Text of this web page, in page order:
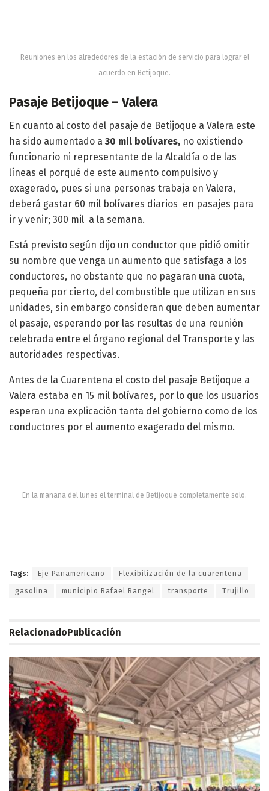
Reuniones en los alrededores de la estación de servicio para lograr el
acuerdo en Betijoque.
Pasaje Betijoque – Valera
En cuanto al costo del pasaje de Betijoque a Valera este
ha sido aumentado a 30 mil bolívares, no existiendo
funcionario ni representante de la Alcaldía o de las
líneas el porqué de este aumento compulsivo y
exagerado, pues si una personas trabaja en Valera,
deberá gastar 60 mil bolívares diarios en pasajes para
ir y venir; 300 mil a la semana.
Está previsto según dijo un conductor que pidió omitir
su nombre que venga un aumento que satisfaga a los
conductores, no obstante que no pagaran una cuota,
pequeña por cierto, del combustible que utilizan en sus
unidades, sin embargo consideran que deben aumentar
el pasaje, esperando por las resultas de una reunión
celebrada entre el órgano regional del Transporte y las
autoridades respectivas.
Antes de la Cuarentena el costo del pasaje Betijoque a
Valera estaba en 15 mil bolívares, por lo que los usuarios
esperan una explicación tanta del gobierno como de los
conductores por el aumento exagerado del mismo.
En la mañana del lunes el terminal de Betijoque completamente solo.
Tags: Eje Panamericano Flexibilización de la cuarentena
gasolina municipio Rafael Rangel transporte Trujillo
RelacionadoPublicación